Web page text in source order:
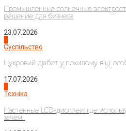
Промышленные солнечные
решение для бизнеса
23.07.2026
Суспільство
Цукровий діабет у похилому віці:
17.07.2026
Техніка
Настенные LCD-дисплеи: где
зачем...